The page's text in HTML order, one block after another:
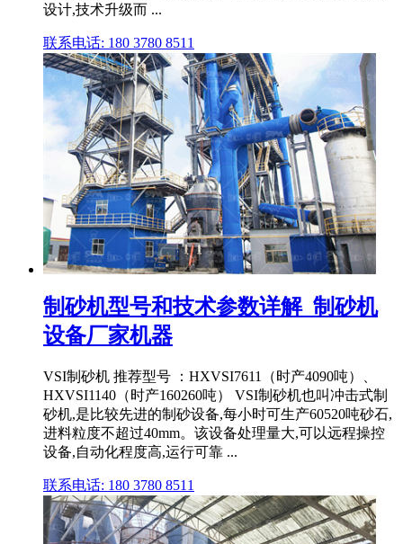
设计,技术升级而 ...
联系电话: 180 3780 8511
制砂机型号和技术参数详解_制砂机
设备厂家机器
VSI制砂机 推荐型号 ：HXVSI7611（时产4090吨）、
HXVSI1140（时产160260吨） VSI制砂机也叫冲击式制
砂机,是比较先进的制砂设备,每小时可生产60520吨砂石,
进料粒度不超过40mm。该设备处理量大,可以远程操控
设备,自动化程度高,运行可靠 ...
联系电话: 180 3780 8511